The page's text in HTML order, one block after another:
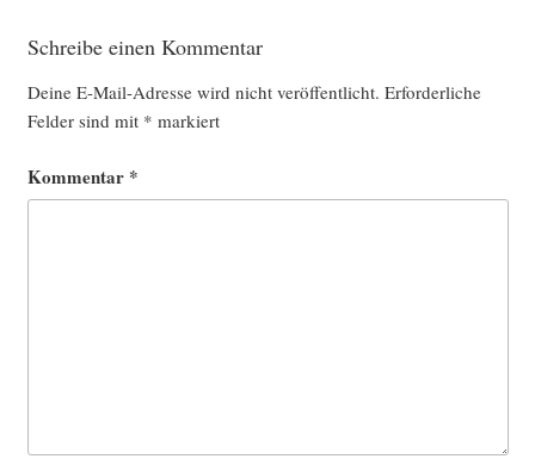
Schreibe einen Kommentar
Deine E-Mail-Adresse wird nicht veröffentlicht. Erforderliche
Felder sind mit * markiert
Kommentar *